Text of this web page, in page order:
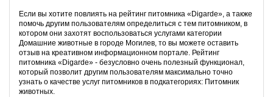
Если вы хотите повлиять на рейтинг питомника «Digarde», а также
помочь другим пользователям определиться с тем питомником, в
котором они захотят воспользоваться услугами категории
Домашние животные в городе Могилев, то вы можете оставить
отзыв на креативном информационном портале. Рейтинг
питомника «Digarde» - безусловно очень полезный функционал,
который позволит другим пользователям максимально точно
узнать о качестве услуг питомников в подкатегориях: Питомник
животных.